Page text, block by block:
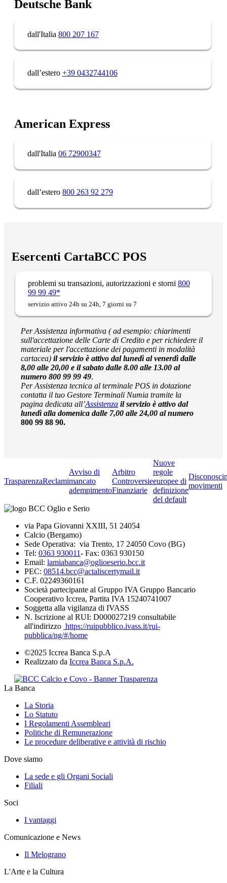
Deutsche Bank
dall'Italia 800 207 167
dall’estero +39 0432744106
American Express
dall'Italia 06 72900347
dall’estero 800 263 92 279
Esercenti CartaBCC POS
problemi su transazioni, autorizzazioni e storni 800
99 99 49*
servizio attivo 24h su 24h, 7 giorni su 7
Per Assistenza informativa ( ad esempio: chiarimenti
sull'accettazione delle Carte di Credito e per richiedere il
materiale per l'accettazione dei pagamenti in modalità
cartacea) il servizio è attivo dal lunedì al venerdì dalle
8,00 alle 20,00 e il sabato dalle 8.00 alle 13.00 al
numero 800 99 99 49.
Per Assistenza tecnica al terminale POS in dotazione
contatta il tuo Gestore Terminali Numia tramite la
pagina dedicata all’Assistenza il servizio è attivo dal
lunedì alla domenica dalle 7,00 alle 24,00 al numero
800 99 88 90.
TrasparenzaReclami
Avviso di
mancato
adempimento
Arbitro
Controversie
Finanziarie
Nuove
regole
europee di
definizione
del default
movimenti
via Papa Giovanni XXIII, 51 24054
Calcio (Bergamo)
Sede Operativa: via Trento, 17 24050 Covo (BG)
Tel: 0363 930011- Fax: 0363 930150
Email: lamiabanca@oglioeserio.bcc.it
PEC: 08514.bcc@actaliscertymail.it
C.F. 02249360161
Società partecipante al Gruppo IVA Gruppo Bancario
Cooperativo Iccrea, Partita IVA 15240741007
Soggetta alla vigilanza di IVASS
N. Iscrizione al RUI: D000027219 consultabile
all'indirizzo https://ruipubblico.ivass.it/rui-
pubblica/ng/#/home
©2025 Iccrea Banca S.p.A
Realizzato da Iccrea Banca S.p.A.
La Banca
La Storia
Lo Statuto
I Regolamenti Assembleari
Politiche di Remunerazione
Le procedure deliberative e attività di rischio
Dove siamo
La sede e gli Organi Sociali
Filiali
Soci
I vantaggi
Comunicazione e News
Il Melograno
L'Arte e la Cultura